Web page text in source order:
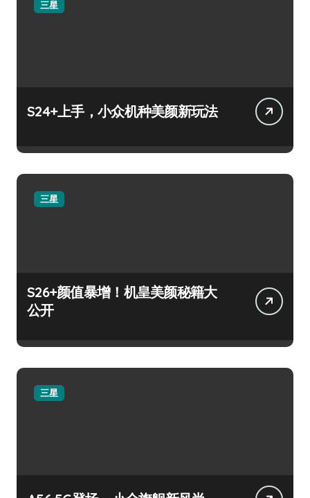
三星
S24+上手，小众机种美颜新玩法
三星
S26+颜值暴增！机皇美颜秘籍大
公开
三星